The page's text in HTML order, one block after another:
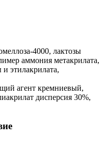
4000, лактозы
аммония метакрилата,
этилакрилата,
агент кремниевый,
дисперсия 30%,